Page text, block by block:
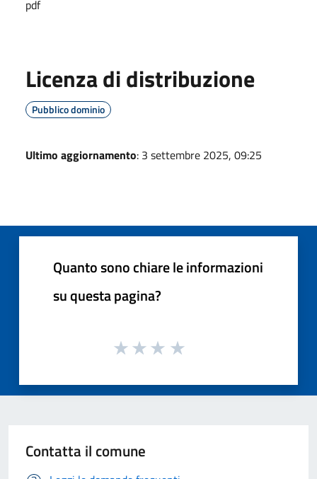
pdf
Licenza di distribuzione
Pubblico dominio
Ultimo aggiornamento: 3 settembre 2025, 09:25
Quanto sono chiare le informazioni
su questa pagina?
Contatta il comune